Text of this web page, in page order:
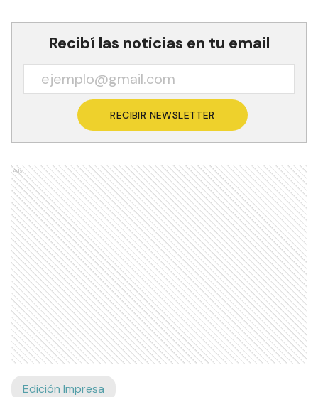
Recibí las noticias en tu email
RECIBIR NEWSLETTER
Ads
Edición Impresa